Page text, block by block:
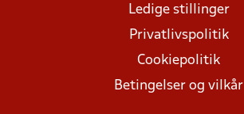
Ledige stillinger
Privatlivspolitik
Cookiepolitik
Betingelser og vilkår